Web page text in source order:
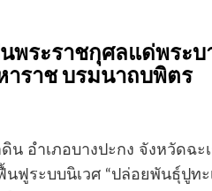
พระราชกุศลแด่พระ
ราช บรมนาถบพิตร
อำเภอบางปะกง จังหวัดฉะ
ฟูระบบนิเวศ “ปล่อยพันธ์ุปูทะ